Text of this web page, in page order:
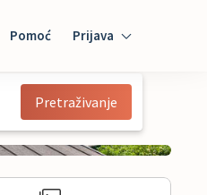
Pomoć Prijava
Mybooking
Pretraživanje